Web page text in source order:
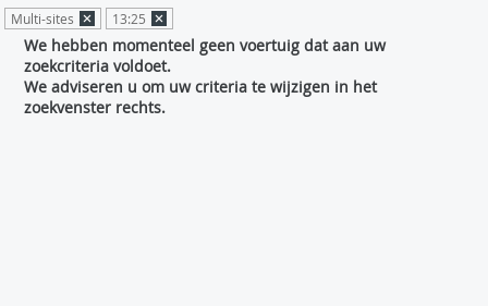
Multi-sites 13:25
We hebben momenteel geen voertuig dat aan uw
zoekcriteria voldoet.
We adviseren u om uw criteria te wijzigen in het
zoekvenster rechts.